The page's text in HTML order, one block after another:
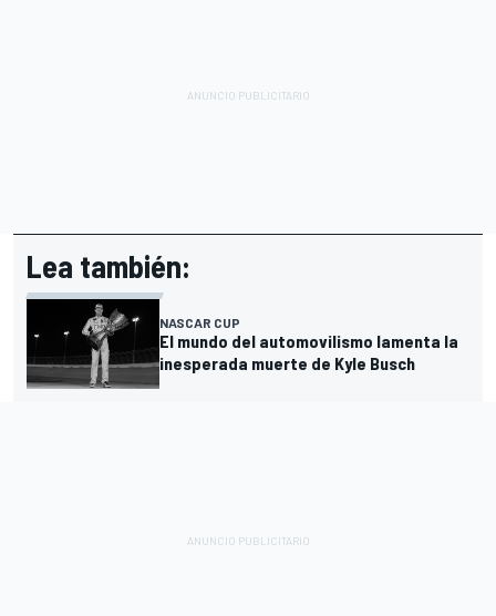
Lea también:
NASCAR CUP
El mundo del automovilismo lamenta la
inesperada muerte de Kyle Busch